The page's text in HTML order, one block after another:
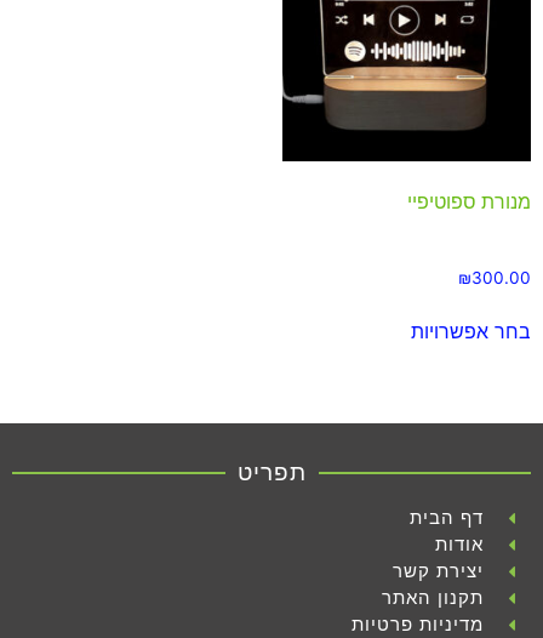
מנורת ספוטיפיי
₪300.00
בחר אפשרויות
תפריט
דף הבית
אודות
יצירת קשר
תקנון האתר
מדיניות פרטיות